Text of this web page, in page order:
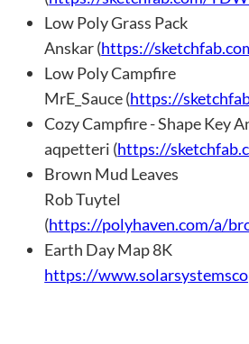
Low Poly Grass Pack
Anskar (https://
Low Poly Campfire
MrE_Sauce (https://
Cozy Campfire - Shape Key
aqpetteri (https://
Brown Mud Leaves
Rob Tuytel
(https://polyhaven.com/a/
Earth Day Map 8K
https://